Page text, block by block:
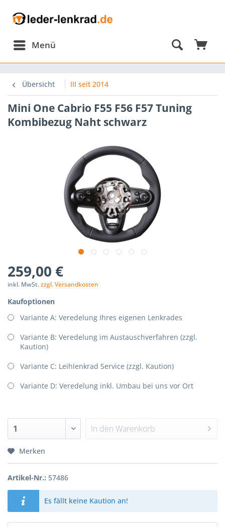
Menü
Übersicht III seit 2014
Session/PdoSessionHandler.php:584
Session/PdoSessionHandler.php(584):
Session/PdoSessionHandler.php
Mini One Cabrio F55 F56 F57 Tuning
Kombibezug Naht schwarz
259,00 €
inkl. MwSt.zzgl. Versandkosten
Kaufoptionen
Variante A: Veredelung Ihres eigenen Lenkrades
Variante B: Veredelung im Austauschverfahren (zzgl.
Kaution)
Variante C: Leihlenkrad Service (zzgl. Kaution)
Variante D: Veredelung inkl. Umbau bei uns vor Ort
In den Warenkorb
Merken
Artikel-Nr.: 57486
Es fällt keine Kaution an!